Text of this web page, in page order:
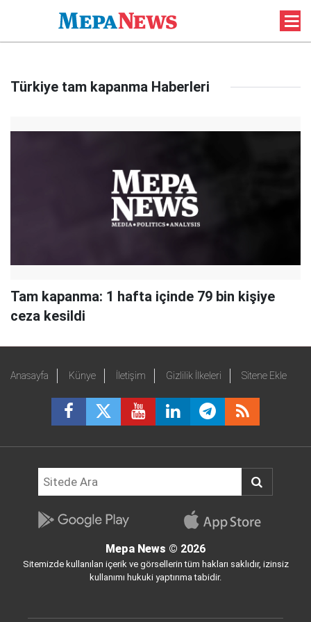
Türkiye tam kapanma Haberleri
Tam kapanma: 1 hafta içinde 79 bin kişiye
ceza kesildi
Anasayfa Künye İletişim Gizlilik İlkeleri Sitene Ekle
Mepa News © 2026
Sitemizde kullanılan içerik ve görsellerin tüm hakları saklıdır, izinsiz
kullanımı hukuki yaptırıma tabidir.